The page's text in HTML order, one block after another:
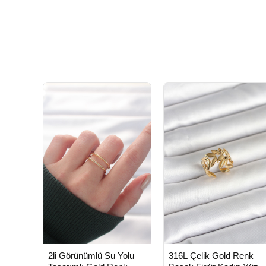
TESLİMAT
2li Görünümlü Su Yolu
TESLİMAT
316L Çelik Gold Renk